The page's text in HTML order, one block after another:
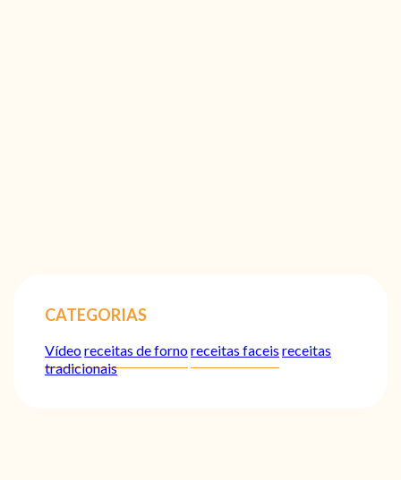
CATEGORIAS
Vídeoreceitas de fornoreceitas faceis receitas
tradicionais